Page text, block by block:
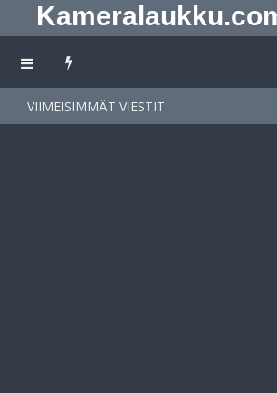
VIIMEISIMMÄT VIESTIT